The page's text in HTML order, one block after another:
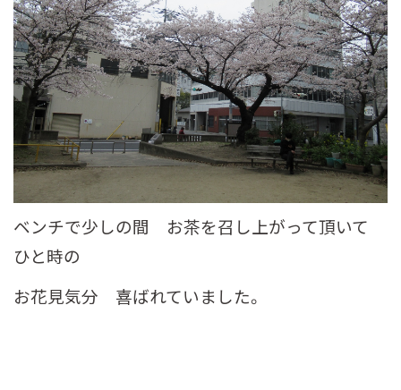
ベンチで少しの間 お茶を召し上がって頂いて
ひと時の
お花見気分 喜ばれていました。